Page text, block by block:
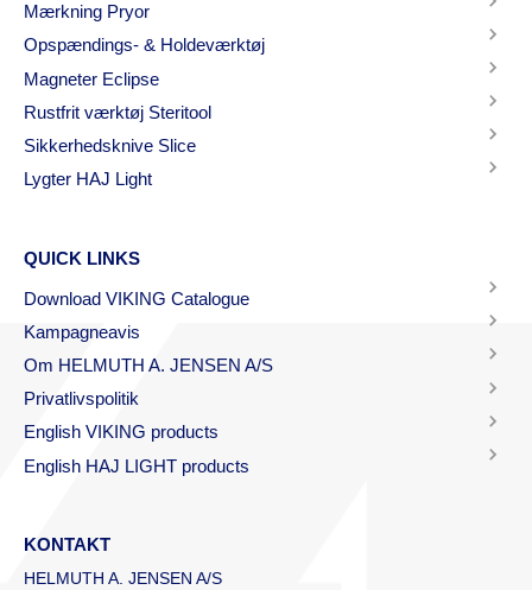
Mærkning Pryor
Opspændings- & Holdeværktøj
Magneter Eclipse
Rustfrit værktøj Steritool
Sikkerhedsknive Slice
Lygter HAJ Light
QUICK LINKS
Download VIKING Catalogue
Kampagneavis
Om HELMUTH A. JENSEN A/S
Privatlivspolitik
English VIKING products
English HAJ LIGHT products
KONTAKT
HELMUTH A. JENSEN A/S